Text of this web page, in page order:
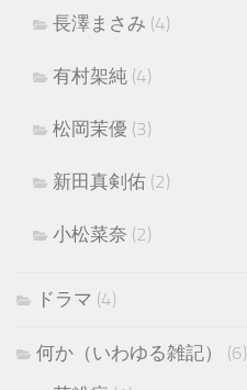
長澤まさみ (4)
有村架純 (4)
松岡茉優 (3)
新田真剣佑 (2)
小松菜奈 (2)
ドラマ (4)
何か（いわゆる雑記）
(6)